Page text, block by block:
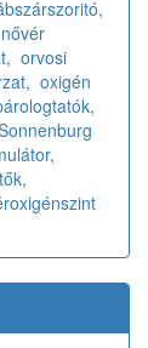
nővér
orvosi
oxigén